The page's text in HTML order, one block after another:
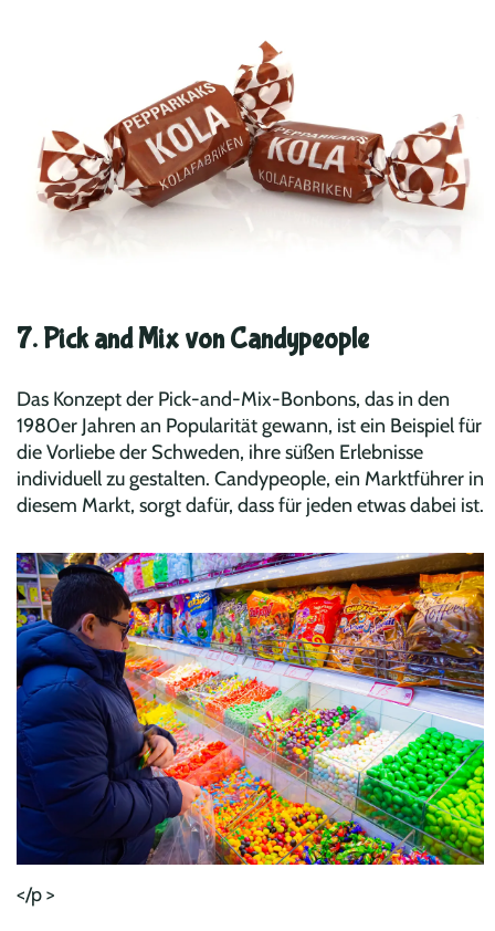
7. Pick and Mix von Candypeople
Das Konzept der Pick-and-Mix-Bonbons, das in den
1980er Jahren an Popularität gewann, ist ein Beispiel für
die Vorliebe der Schweden, ihre süßen Erlebnisse
individuell zu gestalten. Candypeople, ein Marktführer in
diesem Markt, sorgt dafür, dass für jeden etwas dabei ist.
</p >